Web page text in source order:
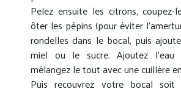
Pelez ensuite les citrons, coupez-
ôter les pépins (pour éviter
rondelles dans le bocal, puis
miel ou le sucre. Ajoutez l’eau
mélangez le tout avec une cuillère
Puis recouvrez votre bocal